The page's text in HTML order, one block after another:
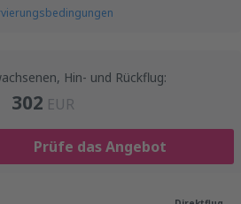
Hin- und Rückflug:
302 EUR
Prüfe das Angebot